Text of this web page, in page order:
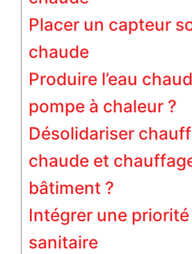
Placer un capteur
chaude
Produire l’eau
pompe à chaleur ?
Désolidariser
chaude et
bâtiment ?
Intégrer une
sanitaire